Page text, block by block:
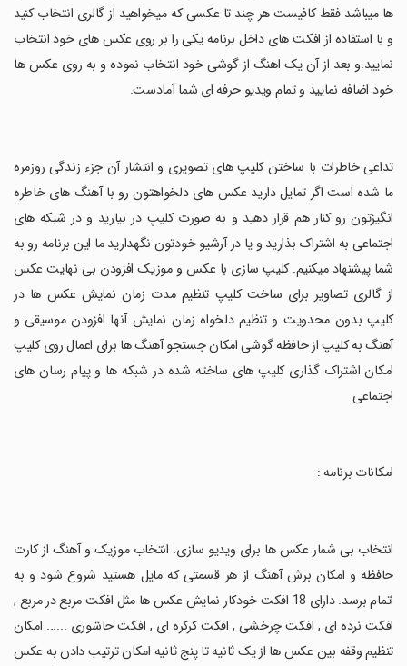
ها میباشد فقط کافیست هر چند تا عکسی که میخواهید از گالری انتخاب کنید
و با استفاده از افکت های داخل برنامه یکی را بر روی عکس های خود انتخاب
نمایید.و بعد از آن یک اهنگ از گوشی خود انتخاب نموده و به روی عکس ها
خود اضافه نمایید و تمام ویدیو حرفه ای شما آمادست.
‏تداعی خاطرات با ساختن کلیپ های تصویری و انتشار آن جزء زندگی روزمره
ما شده است اگر تمایل دارید عکس های دلخواهتون رو با آهنگ های خاطره
انگیزتون رو کنار هم قرار دهید و به صورت کلیپ در بیارید و در شبکه های
اجتماعی به اشتراک بذارید و یا در آرشیو خودتون نگهدارید ما این برنامه رو به
شما پیشنهاد میکنیم. کلیپ سازی با عکس و موزیک افزودن بی نهایت عکس
از گالری تصاویر برای ساخت کلیپ تنظیم مدت زمان نمایش عکس ها در
کلیپ بدون محدویت و تنظیم دلخواه زمان نمایش آنها افزودن موسیقی و
آهنگ به کلیپ از حافظه گوشی امکان جستجو آهنگ ها برای اعمال روی کلیپ
امکان اشتراک گذاری کلیپ های ساخته شده در شبکه ها و پیام رسان های
اجتماعی
‏امکانات برنامه :
‏انتخاب بی شمار عکس ها برای ویدیو سازی. انتخاب موزیک و آهنگ از کارت
حافظه و امکان برش آهنگ از هر قسمتی که مایل هستید شروع شود و به
اتمام برسد. دارای 18 افکت خودکار نمایش عکس ها مثل افکت مربع در مربع ,
افکت نرده ای , افکت چرخشی , افکت کرکره ای , افکت حاشوری ...... امکان
تنظیم وقفه بین عکس ها از یک ثانیه تا پنج ثانیه امکان ترتیب دادن به عکس